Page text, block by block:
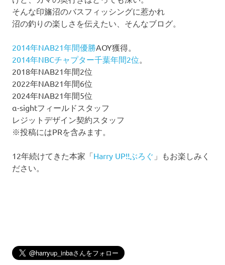
そんな印旛沼のバスフィッシングに惹かれ
沼の釣りの楽しさを伝えたい、そんなブログ。
2014年NAB21年間優勝AOY獲得。
2014年NBCチャプター千葉年間2位。
2018年NAB21年間2位
2022年NAB21年間6位
2024年NAB21年間5位
α-sightフィールドスタッフ
レジットデザイン契約スタッフ
※投稿にはPRを含みます。
12年続けてきた本家「Harry UP!!ぶろぐ 」もお楽しみく
ださい。